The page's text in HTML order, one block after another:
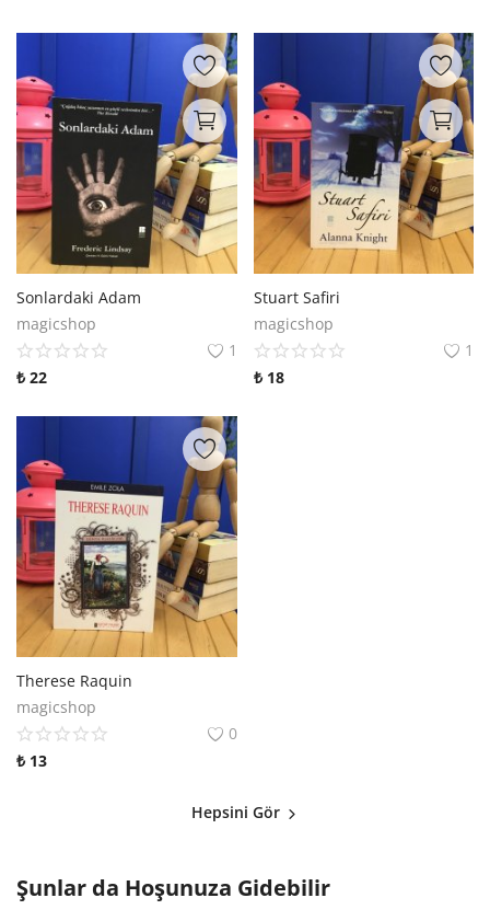
Sonlardaki Adam
magicshop
1
₺ 22
Stuart Safiri
magicshop
1
₺18
Therese Raquin
magicshop
0
₺ 13
Hepsini Gör
Şunlar da Hoşunuza Gidebilir